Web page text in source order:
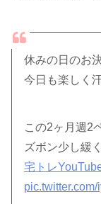
休みの日のお
今日も楽しく
この2ヶ月週2
ズボン少し緩
宅トレ
pic.twitter.com/